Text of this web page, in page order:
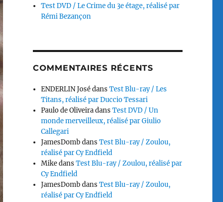
Test DVD / Le Crime du 3e étage, réalisé par
Rémi Bezançon
COMMENTAIRES RÉCENTS
ENDERLIN JosédansTest Blu-ray / Les
Titans, réalisé par Duccio Tessari
Paulo de OliveiradansTest DVD / Un
monde merveilleux, réalisé par Giulio
Callegari
JamesDombdansTest Blu-ray / Zoulou,
réalisé par Cy Endfield
MikedansTest Blu-ray / Zoulou, réalisé par
Cy Endfield
JamesDombdansTest Blu-ray / Zoulou,
réalisé par Cy Endfield